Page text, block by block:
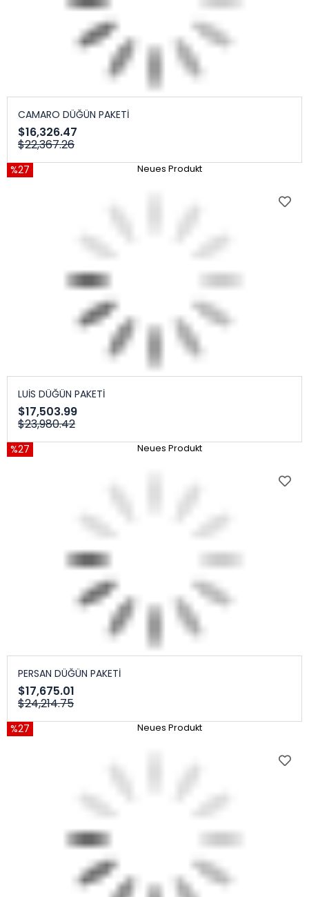
CAMARO DÜĞÜN PAKETİ
$16,326.47
$22,367.26
%27 Neues Produkt
LUİS DÜĞÜN PAKETİ
$17,503.99
$23,980.42
%27 Neues Produkt
PERSAN DÜĞÜN PAKETİ
$17,675.01
$24,214.75
%27 Neues Produkt